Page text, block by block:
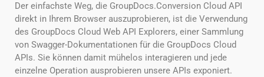
Der einfachste Weg, die GroupDocs.Conversion Cloud API
direkt in Ihrem Browser auszuprobieren, ist die Verwendung
des GroupDocs Cloud Web API Explorers, einer Sammlung
von Swagger-Dokumentationen für die GroupDocs Cloud
APIs. Sie können damit mühelos interagieren und jede
einzelne Operation ausprobieren unsere APIs exponiert.